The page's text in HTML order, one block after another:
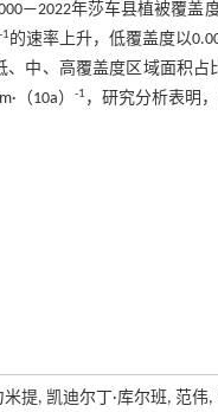
年莎车县植被覆
-1 的速率上升，低覆盖度以
、中、高覆盖度区域面积
（10a） -1 ，研究分析表明
提, 凯迪尔丁·库尔班, 范